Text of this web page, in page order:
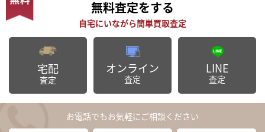
無料査定をする
宅配
査定
オンライン
査定
LINE
査定
お電話でもお気軽にご相談ください